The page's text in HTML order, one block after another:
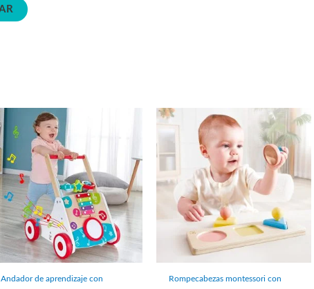
Andador de aprendizaje con
Rompecabezas montessori con